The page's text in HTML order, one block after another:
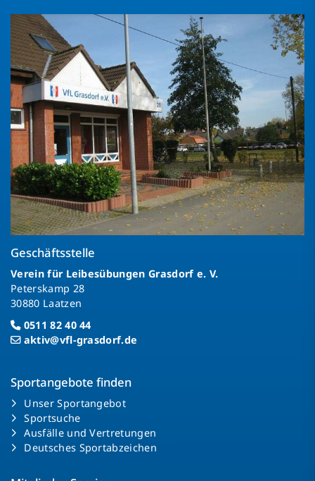
Geschäftsstelle
Verein für Leibesübungen Grasdorf e. V.
Peterskamp 28
30880 Laatzen
0511 82 40 44
aktiv@vfl-grasdorf.de
Sportangebote finden
Unser Sportangebot
Sportsuche
Ausfälle und Vertretungen
Deutsches Sportabzeichen